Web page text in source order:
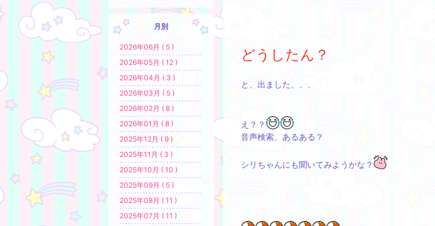
どうしたん？
と、出ました、、、
え？？
音声検索、あるある？
シリちゃんにも聞いてみようかな？
月別
2026年06月 ( 5 )
2026年05月 ( 12 )
2026年04月 ( 3 )
2026年03月 ( 5 )
2026年02月 ( 8 )
2026年01月 ( 8 )
2025年12月 ( 9 )
2025年11月 ( 3 )
2025年10月 ( 10 )
2025年09月 ( 5 )
2025年08月 ( 11 )
2025年07月 ( 11 )